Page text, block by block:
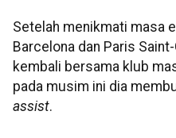
Setelah menikmati masa
Barcelona dan Paris
kembali bersama klub
pada musim ini dia
assist.